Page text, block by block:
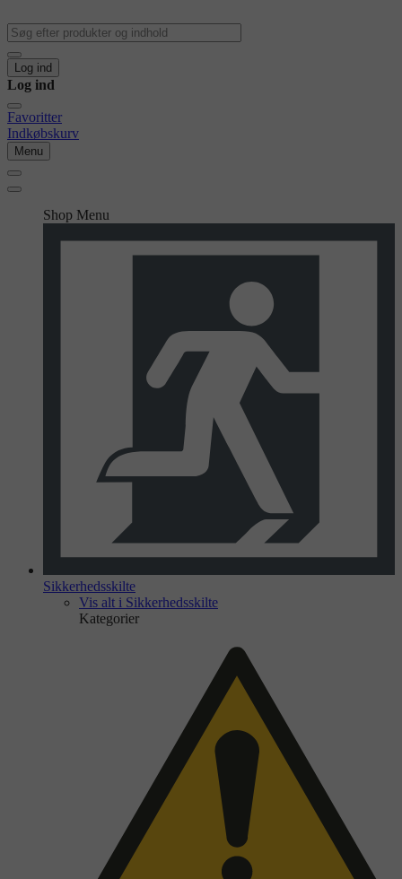
Log ind
Log ind
Favoritter
Indkøbskurv
Menu
Shop Menu
Sikkerhedsskilte
Vis alt i Sikkerhedsskilte
Kategorier